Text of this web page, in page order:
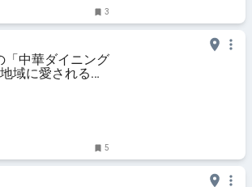
3
「中華ダイニング
域に愛される店
5